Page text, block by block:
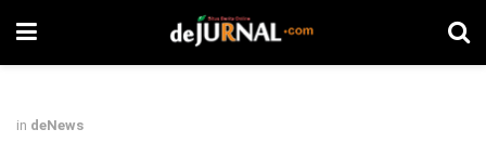
in deNews